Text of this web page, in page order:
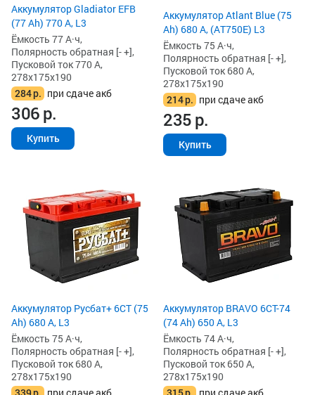
Аккумулятор Gladiator EFB
(77 Ah) 770 А, L3
Ёмкость 77 А·ч,
Полярность обратная [- +],
Пусковой ток 770 А,
278x175x190
284р. при сдаче акб
306р.
Купить
Аккумулятор Atlant Blue (75
Ah) 680 А, (AT750E) L3
Ёмкость 75 А·ч,
Полярность обратная [- +],
Пусковой ток 680 А,
278x175x190
214р. при сдаче акб
235р.
Купить
Аккумулятор Русбат+ 6СТ (75
Ah) 680 А, L3
Ёмкость 75 А·ч,
Полярность обратная [- +],
Пусковой ток 680 А,
278x175x190
339р. при сдаче акб
Аккумулятор BRAVO 6CT-74
(74 Ah) 650 А, L3
Ёмкость 74 А·ч,
Полярность обратная [- +],
Пусковой ток 650 А,
278x175x190
315р. при сдаче акб